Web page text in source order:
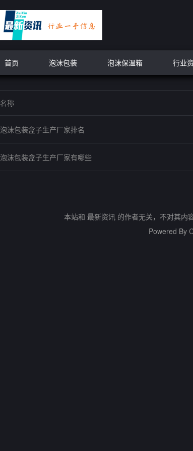
首页 泡沫包装 泡沫保温箱 行业
名称
泡沫包装盒子生产厂家排名
泡沫包装盒子生产厂家有哪些
本站和 最新资讯 的作者无关，不对其内
Powered By